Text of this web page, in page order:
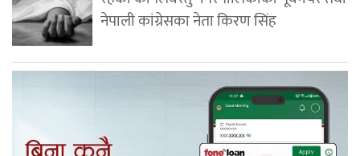
नेपाली कांग्रेसका नेता किरण सिंह